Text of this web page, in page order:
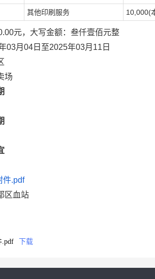
其他印刷服务 10,000(
元，大写金额：叁仟壹佰元整
03月04日至2025年03月11日
场
件.pdf
区血站
.pdf
下载